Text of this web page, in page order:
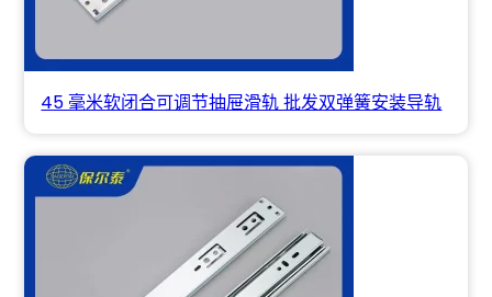
45 毫米软闭合可调节抽屉滑轨 批发双弹簧安装导轨